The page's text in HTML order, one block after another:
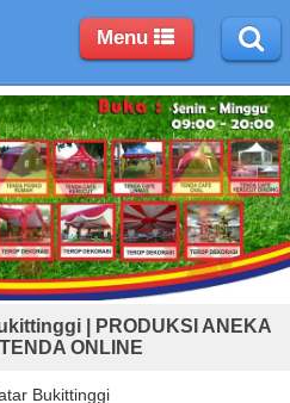
| PRODUKSI ANEKA
ONLINE
Bukittinggi
Menu